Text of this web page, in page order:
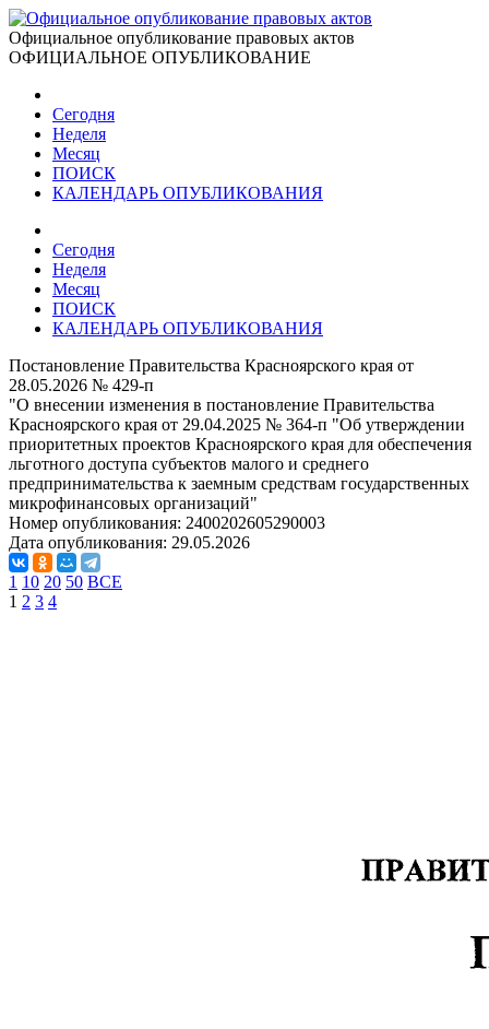
Официальное опубликование правовых актов
ОФИЦИАЛЬНОЕ ОПУБЛИКОВАНИЕ
Сегодня
Неделя
Месяц
ПОИСК
КАЛЕНДАРЬ ОПУБЛИКОВАНИЯ
Сегодня
Неделя
Месяц
ПОИСК
КАЛЕНДАРЬ ОПУБЛИКОВАНИЯ
Постановление Правительства Красноярского края от
28.05.2026 № 429-п
"О внесении изменения в постановление Правительства
Красноярского края от 29.04.2025 № 364-п "Об утверждении
приоритетных проектов Красноярского края для обеспечения
льготного доступа субъектов малого и среднего
предпринимательства к заемным средствам государственных
микрофинансовых организаций"
Номер опубликования: 2400202605290003
Дата опубликования: 29.05.2026
1 10 20 50 ВСЕ
1 2 3 4